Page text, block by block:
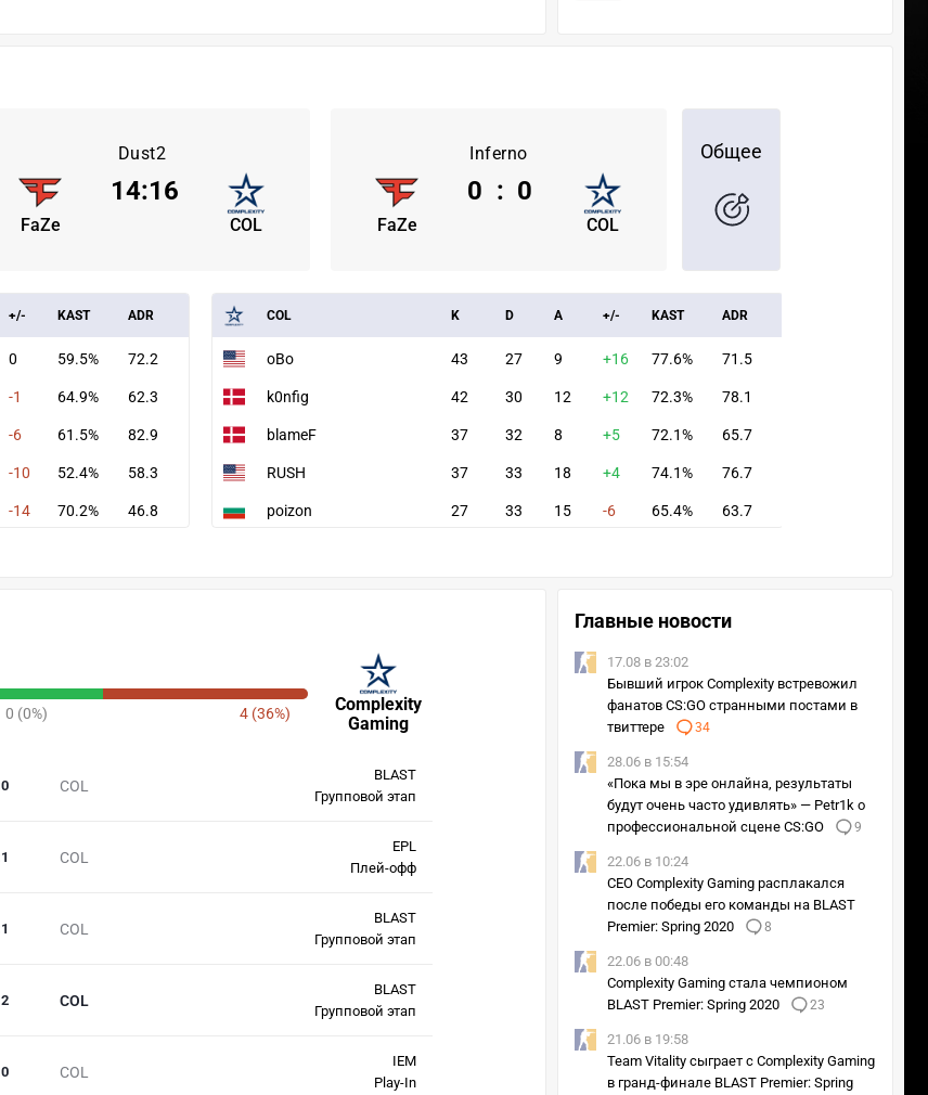
Dust2
FaZe COL
14:16
Inferno
FaZe COL
0 : 0
Общее
+/- KAST ADR
0 59.5% 72.2
-1 64.9% 62.3
-6 61.5% 82.9
-10 52.4% 58.3
-14 70.2% 46.8
COL K D A +/- KAST ADR
oBo 43 27 9 +16 77.6% 71.5
k0nfig 42 30 12 +12 72.3% 78.1
blameF 37 32 8 +5 72.1% 65.7
RUSH 37 33 18 +4 74.1% 76.7
poizon 27 33 15 -6 65.4% 63.7
Complexity
Gaming
0 (0%) 4 (36%)
COL
0
BLAST
Групповой этап
COL
1
EPL
Плей-офф
COL
1
BLAST
Групповой этап
COL
2
BLAST
Групповой этап
COL
0
IEM
Play-In
Главные новости
17.08 в 23:02
Бывший игрок Complexity встревожил
фанатов CS:GO странными постами в
твиттере
34
28.06 в 15:54
«Пока мы в эре онлайна, результаты
будут очень часто удивлять» — Petr1k о
профессиональной сцене CS:GO
9
22.06 в 10:24
CEO Complexity Gaming расплакался
после победы его команды на BLAST
Premier: Spring 2020
8
22.06 в 00:48
Complexity Gaming стала чемпионом
BLAST Premier: Spring 2020
23
21.06 в 19:58
Team Vitality сыграет с Complexity Gaming
в гранд-финале BLAST Premier: Spring